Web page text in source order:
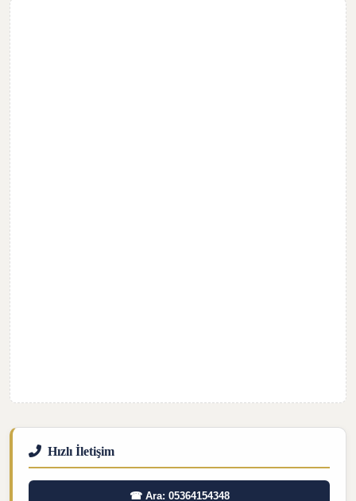
Hızlı İletişim
☎ Ara: 05364154348